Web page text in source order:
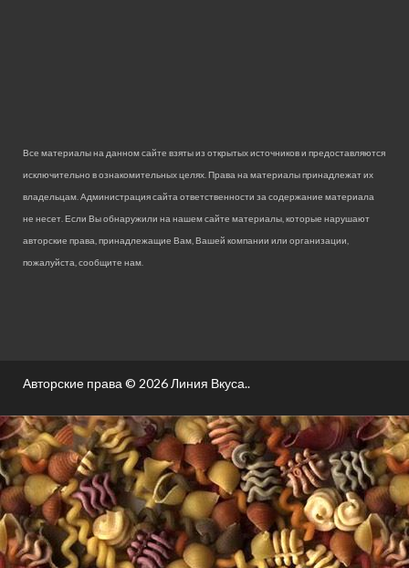
Все материалы на данном сайте взяты из открытых источников и предоставляются
исключительно в ознакомительных целях. Права на материалы принадлежат их
владельцам. Администрация сайта ответственности за содержание материала
не несет. Если Вы обнаружили на нашем сайте материалы, которые нарушают
авторские права, принадлежащие Вам, Вашей компании или организации,
пожалуйста, сообщите нам.
Авторские права © 2026Линия Вкуса..